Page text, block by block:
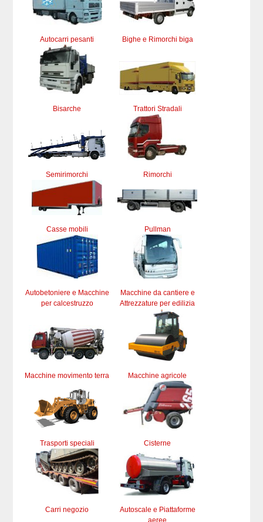
Autocarri pesanti Bighe e Rimorchi biga
Bisarche Trattori Stradali
Semirimorchi Rimorchi
Casse mobili Pullman
Autobetoniere e Macchine
per calcestruzzo
Macchine da cantiere e
Attrezzature per edilizia
Macchine movimento terra Macchine agricole
Trasporti speciali Cisterne
Carri negozio
Autoscale e Piattaforme
aeree